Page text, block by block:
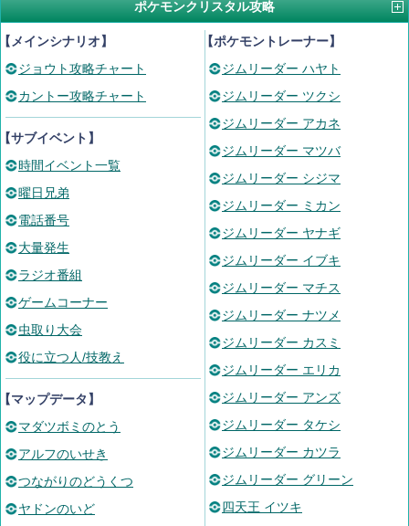
ポケモンクリスタル攻略
メインシナリオ】
ジョウト攻略チャート
カントー攻略チャート
サブイベント】
時間イベント一覧
曜日兄弟
電話番号
大量発生
ラジオ番組
ゲームコーナー
虫取り大会
役に立つ人/技教え
マップデータ】
マダツボミのとう
アルフのいせき
つながりのどうくつ
ヤドンのいど
【ポケモントレーナー】
ジムリーダー ハヤト
ジムリーダー ツクシ
ジムリーダー アカネ
ジムリーダー マツバ
ジムリーダー シジマ
ジムリーダー ミカン
ジムリーダー ヤナギ
ジムリーダー イブキ
ジムリーダー マチス
ジムリーダー ナツメ
ジムリーダー カスミ
ジムリーダー エリカ
ジムリーダー アンズ
ジムリーダー タケシ
ジムリーダー カツラ
ジムリーダー グリーン
四天王 イツキ